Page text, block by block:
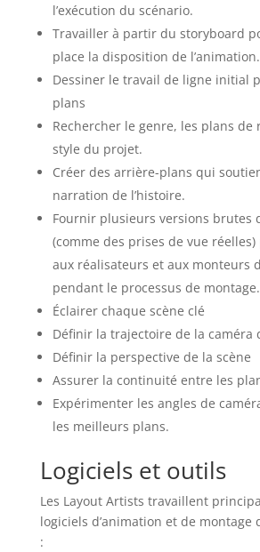
l’exécution du scénario.
Travailler à partir du storyboard
place la disposition de l’animation.
Dessiner le travail de ligne initial
plans
Rechercher le genre, les plans de
style du projet.
Créer des arrière-plans qui
narration de l’histoire.
Fournir plusieurs versions brutes
(comme des prises de vue
aux réalisateurs et aux monteurs
pendant le processus de montage.
Éclairer chaque scène clé
Définir la trajectoire de la caméra
Définir la perspective de la scène
Assurer la continuité entre les
Expérimenter les angles de
les meilleurs plans.
Logiciels et outils
Les Layout Artists travaillent
logiciels d’animation et de montage
: